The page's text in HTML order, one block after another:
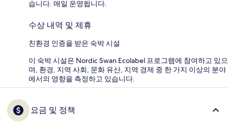
습니다. 매일 운영됩니다.
수상 내역 및 제휴
친환경 인증을 받은 숙박 시설
이 숙박 시설은 Nordic Swan Ecolabel 프로그램에 참여하고 있으
며, 환경, 지역 사회, 문화 유산, 지역 경제 중 한 가지 이상의 분야
에서의 영향을 측정하고 있습니다.
요금 및 정책